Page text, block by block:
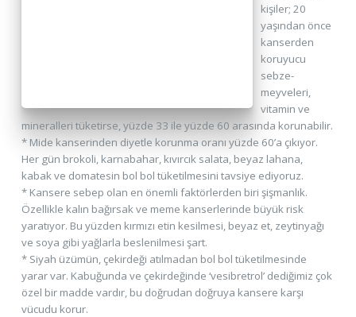
kişiler; 20
yaşından önce
kanserden
koruyucu
sebze-
meyveleri,
vitamin ve
mineralleri tüketirse, yüzde 33 ile yüzde 60 arasında korunabilir.
* Mide kanserinden diyetle korunma oranı yüzde 60’a çıkıyor.
Her gün brokoli, karnabahar, kıvırcık salata, beyaz lahana,
kabak ve domatesin bol bol tüketilmesini tavsiye ediyoruz.
* Kansere sebep olan en önemli faktörlerden biri şişmanlık.
Özellikle kalın bağırsak ve meme kanserlerinde büyük risk
yaratıyor. Bu yüzden kırmızı etin kesilmesi, beyaz et, zeytinyağı
ve soya gibi yağlarla beslenilmesi şart.
* Siyah üzümün, çekirdeği atılmadan bol bol tüketilmesinde
yarar var. Kabuğunda ve çekirdeğinde ‘vesibretrol’ dediğimiz çok
özel bir madde vardır, bu doğrudan doğruya kansere karşı
vücudu korur.